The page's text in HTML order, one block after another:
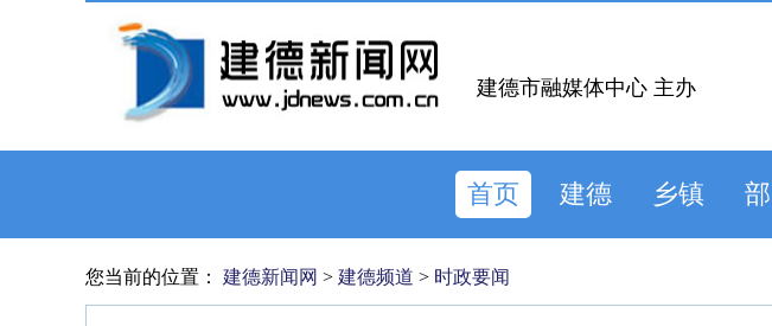
建德市融媒体中心 主办
首页 建德 乡镇
您当前的位置： 建德新闻网 > 建德频道 > 时政要闻